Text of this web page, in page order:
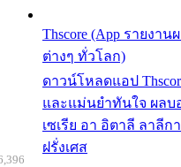
Thscore (App รายงา
ต่างๆ ทั่วโลก)
ดาวน์โหลดแอป
และแม่นยำทันใจ ผลบ
เซเรีย อา อิตาลี ลาลีก
ฝรั่งเศส